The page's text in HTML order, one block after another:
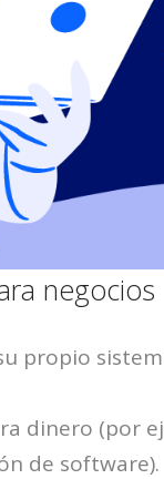
negocios
propio
dinero (por
de software).